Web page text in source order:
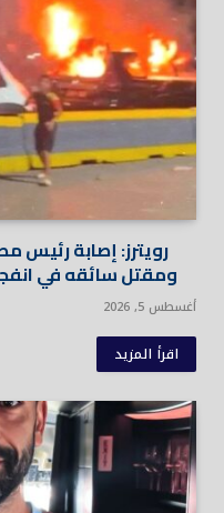
رويترز: إصابة رئيس
ومقتل سائقه في
أغسطس 5, 2026
اقرأ المزيد